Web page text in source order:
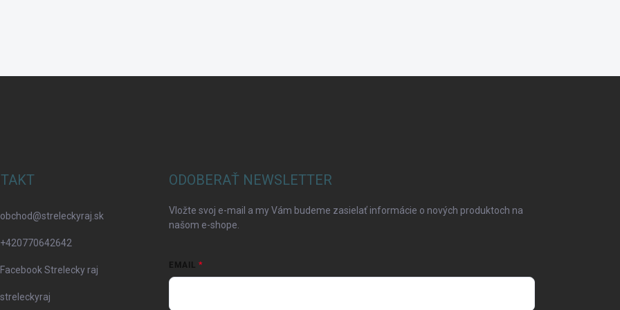
obchod@streleckyraj.sk
+420770642642
Facebook Strelecky raj
streleckyraj
ODOBERAŤ NEWSLETTER
Vložte svoj e-mail a my Vám budeme zasielať informácie o nových produktoch na
našom e-shope.
EMAIL